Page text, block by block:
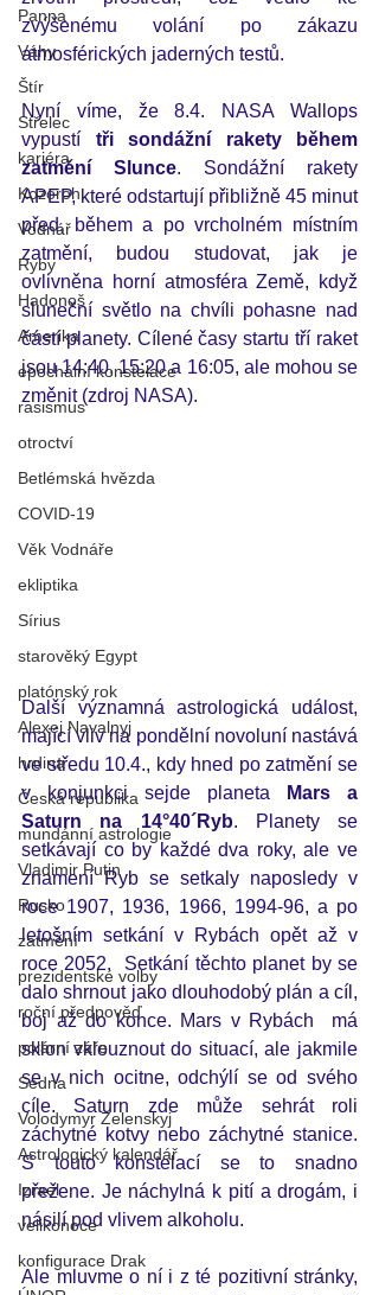
Panna
Váhy
Štír
Střelec
kariéra
Kozoroh
Vodnář
Ryby
Hadonoš
Amerika
epochální konstelace
rasismus
otroctví
Betlémská hvězda
COVID-19
Věk Vodnáře
ekliptika
Sírius
starověký Egypt
platónský rok
Alexej Navalnyj
hrdina
Česká republika
mundánní astrologie
Vladimir Putin
Rusko
zatmění
prezidentské volby
roční předpověď
polární záře
Sedna
Volodymyr Zelenskyj
Astrologický kalendář
Izrael
velikonoce
konfigurace Drak
zvýšenému volání po zákazu
atmosférických jaderných testů.
Nyní víme, že 8.4. NASA Wallops
vypustí tři sondážní rakety během
zatmění Slunce. Sondážní rakety
APEP, které odstartují přibližně 45 minut
před, během a po vrcholném místním
zatmění, budou studovat, jak je
ovlivněna horní atmosféra Země, když
sluneční světlo na chvíli pohasne nad
částí planety. Cílené časy startu tří raket
jsou 14:40, 15:20 a 16:05, ale mohou se
změnit (zdroj NASA).
Další významná astrologická událost,
mající vliv na pondělní novoluní nastává
ve středu 10.4., kdy hned po zatmění se
v konjunkci sejde planeta
Mars a
Saturn na 14°40´Ryb. Planety se
setkávají co by každé dva roky, ale ve
znamení Ryb se setkaly naposledy v
roce 1907, 1936, 1966, 1994-96, a po
letošním setkání v Rybách opět až v
roce 2052.  Setkání těchto planet by se
dalo shrnout jako dlouhodobý plán a cíl,
boj až do konce. Mars v Rybách  má
sklon vklouznout do situací, ale jakmile
se v nich ocitne, odchýlí se od svého
cíle. Saturn zde může sehrát roli
záchytné kotvy nebo záchytné stanice.
S touto konstelací se to snadno
přežene. Je náchylná k pití a drogám, i
násilí pod vlivem alkoholu.
Ale mluvme o ní i z té pozitivní stránky,